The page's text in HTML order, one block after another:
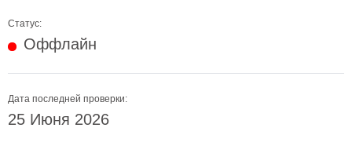
Статус:
Оффлайн
Дата последней проверки:
25 Июня 2026